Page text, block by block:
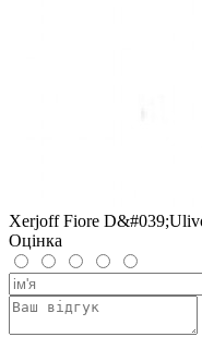
Xerjoff Fiore
Оцінка